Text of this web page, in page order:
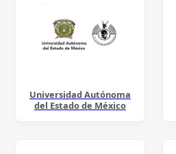
Universidad Autónoma
del Estado de México